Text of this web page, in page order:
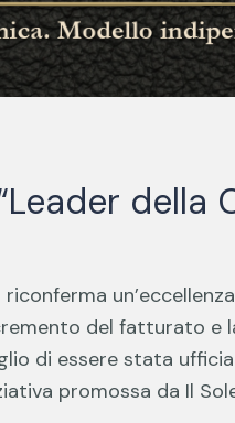
della
del fatturato e
di essere stata
promossa da Il